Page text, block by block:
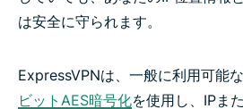
は安全に守られます。
ExpressVPNは、一般に利用可能
ビットAES暗号化を使用し、IPま